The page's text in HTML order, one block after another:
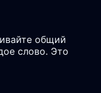
общий
слово. Это